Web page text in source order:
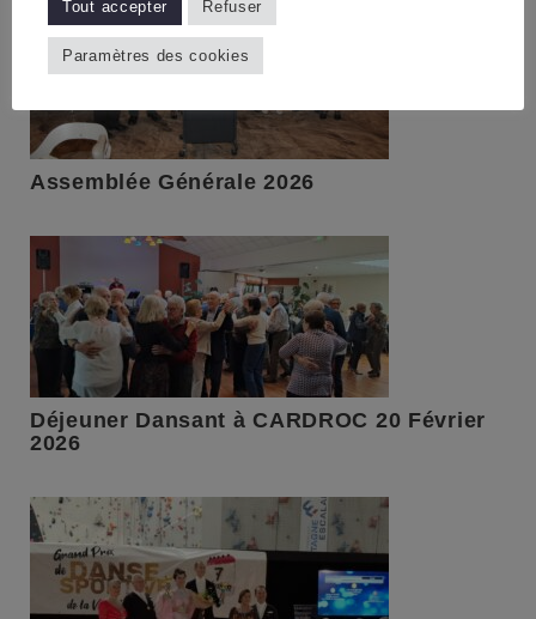
Assemblée Générale 2026
Déjeuner Dansant à CARDROC 20 Février
2026
Tout accepter Refuser
Paramètres des cookies